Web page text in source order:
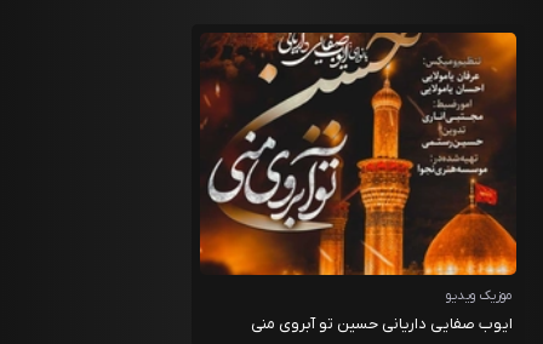
موزیک ویدیو
ایوب صفایی داریانی حسین تو آبروی منی